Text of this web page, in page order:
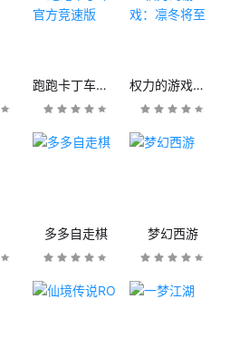
跑跑卡丁车官方竞速版 权力的游戏：凛冬将至
多多自走棋 梦幻西游